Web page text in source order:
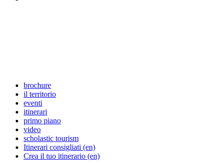
brochure
il territorio
eventi
itinerari
primo piano
video
scholastic tourism
Itinerari consigliati (en)
Crea il tuo itinerario (en)